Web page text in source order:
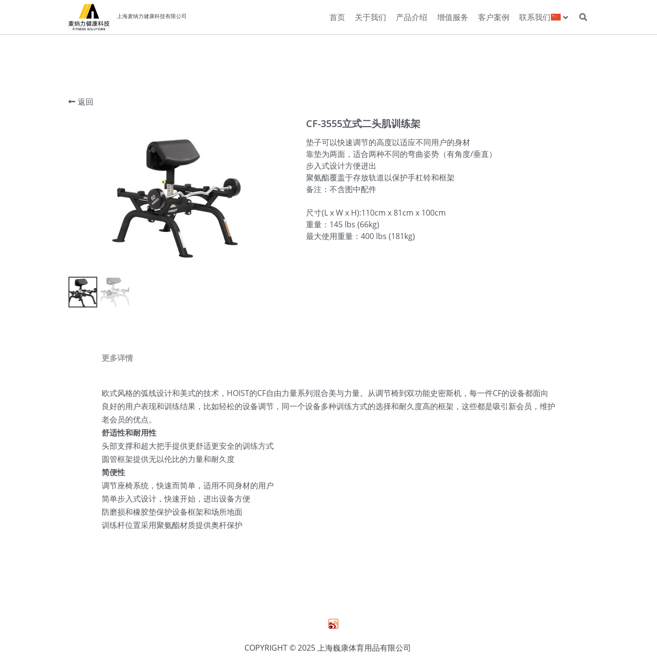
上海麦纳力健康科技有限公司 首页 关于我们 产品介绍 增值服务 客户案例 联系我们
返回
CF-3555立式二头肌训练架
垫子可以快速调节的高度以适应不同用户的身材
靠垫为两面，适合两种不同的弯曲姿势（有角度/垂直）
步入式设计方便进出
聚氨酯覆盖于存放轨道以保护手杠铃和框架
备注：不含图中配件
尺寸(L x W x H):110cm x 81cm x 100cm
重量：145 lbs (66kg)
最大使用重量：400 lbs (181kg)
更多详情
欧式风格的弧线设计和美式的技术，HOIST的CF自由力量系列混合美与力量。从调节椅到双功能史密斯机，每一件CF的设备都面向
良好的用户表现和训练结果，比如轻松的设备调节，同一个设备多种训练方式的选择和耐久度高的框架，这些都是吸引新会员，维护
老会员的优点。
舒适性和耐用性
头部支撑和超大把手提供更舒适更安全的训练方式
圆管框架提供无以伦比的力量和耐久度
简便性
调节座椅系统，快速而简单，适用不同身材的用户
简单步入式设计，快速开始，进出设备方便
防磨损和橡胶垫保护设备框架和场所地面
训练杆位置采用聚氨酯材质提供奥杆保护
COPYRIGHT © 2025 上海巍康体育用品有限公司